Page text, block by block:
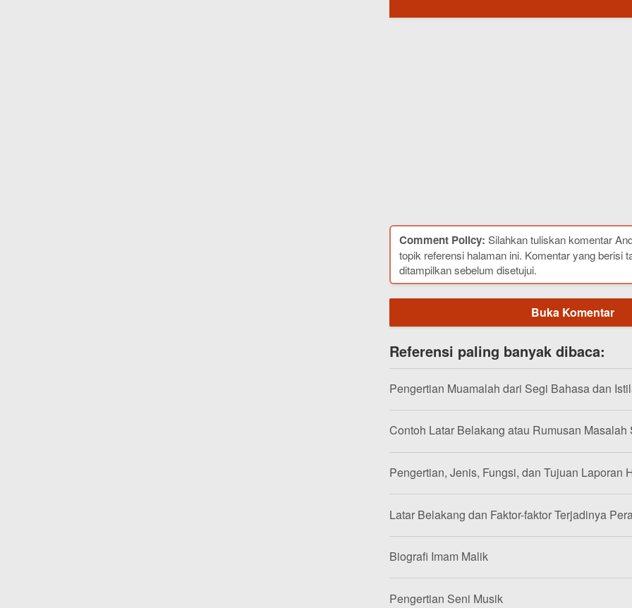
Comment Policy: Silahkan tuliskan komentar
topik referensi halaman ini. Komentar yang berisi
ditampilkan sebelum disetujui.
Buka Komentar
Referensi paling banyak dibaca:
Pengertian Muamalah dari Segi Bahasa dan
Contoh Latar Belakang atau Rumusan Masalah
Pengertian, Jenis, Fungsi, dan Tujuan Laporan
Latar Belakang dan Faktor-faktor Terjadinya
Biografi Imam Malik
Pengertian Seni Musik